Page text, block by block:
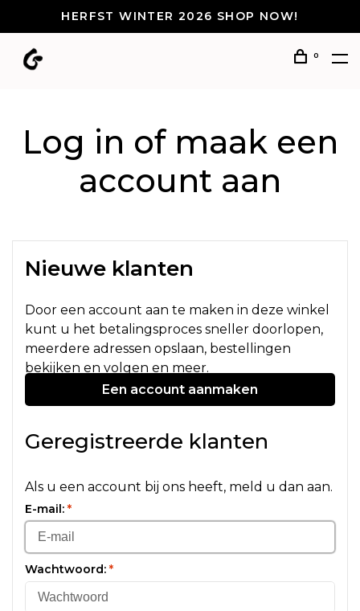
HERFST WINTER 2026 SHOP NOW!
0
Log in of maak een
account aan
Nieuwe klanten
Door een account aan te maken in deze winkel
kunt u het betalingsproces sneller doorlopen,
meerdere adressen opslaan, bestellingen
bekijken en volgen en meer.
Een account aanmaken
Geregistreerde klanten
Als u een account bij ons heeft, meld u dan aan.
E-mail: *
Wachtwoord: *